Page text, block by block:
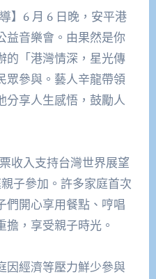
】6 月 6 日晚，安平港
益音樂會。由果然是你
的「港灣情深，星光傳
眾參與。藝人辛龍帶領
分享人生感悟，鼓勵人
收入支持台灣世界展望
子參加。許多家庭首次
們開心享用餐點、哼唱
，享受親子時光。
因經濟等壓力鮮少參與